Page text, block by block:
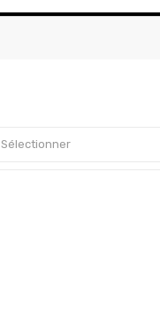
Sélectionner